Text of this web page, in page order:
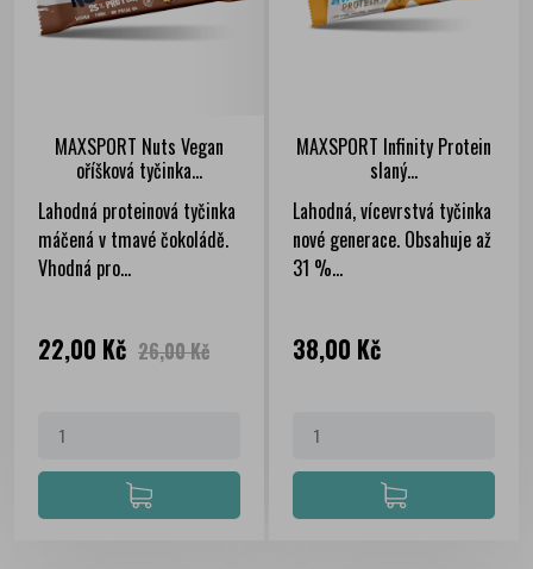
MAXSPORT Nuts Vegan
oříšková tyčinka...
Lahodná proteinová tyčinka
máčená v tmavé čokoládě.
Vhodná pro...
Cena
22,00 Kč Běžná
26,00 Kč
MAXSPORT Infinity Protein
slaný...
Lahodná, vícevrstvá tyčinka
nové generace. Obsahuje až
31 %...
Cena
38,00 Kč